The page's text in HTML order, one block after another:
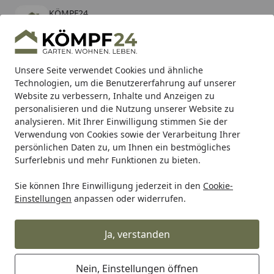
Unsere Seite verwendet Cookies und ähnliche
Technologien, um die Benutzererfahrung auf unserer
Website zu verbessern, Inhalte und Anzeigen zu
personalisieren und die Nutzung unserer Website zu
analysieren. Mit Ihrer Einwilligung stimmen Sie der
Verwendung von Cookies sowie der Verarbeitung Ihrer
persönlichen Daten zu, um Ihnen ein bestmögliches
Surferlebnis und mehr Funktionen zu bieten.
Sie können Ihre Einwilligung jederzeit in den Cookie-
Einstellungen anpassen oder widerrufen.
Ja, verstanden
Nein, Einstellungen öffnen
KÖMPF24
kostenlos - Im App Store
Hotline
Alle Produkte
Mein Konto
Suchen
Karibu Pools inkl. gratis Sandfilteranlage & Pool-
Starterset (Gesamtwert bis 468,99€)
Startseite
Metabo Zubehör Zubehör Bohren & Meißeln
Metabo Diamantbohrer "Wet"
Ihre Artikelübersicht